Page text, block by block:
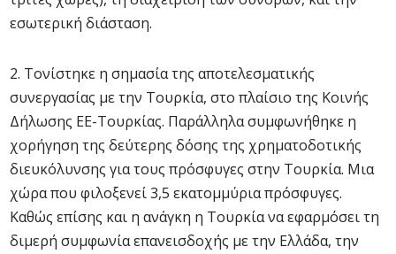
εσωτερική διάσταση.
2. Τονίστηκε η σημασία της αποτελεσματικής
συνεργασίας με την Τουρκία, στο πλαίσιο της Κοινής
Δήλωσης ΕΕ-Τουρκίας. Παράλληλα συμφωνήθηκε η
χορήγηση της δεύτερης δόσης της χρηματοδοτικής
διευκόλυνσης για τους πρόσφυγες στην Τουρκία. Μια
χώρα που φιλοξενεί 3,5 εκατομμύρια πρόσφυγες.
Καθώς επίσης και η ανάγκη η Τουρκία να εφαρμόσει τη
διμερή συμφωνία επανεισδοχής με την Ελλάδα, την